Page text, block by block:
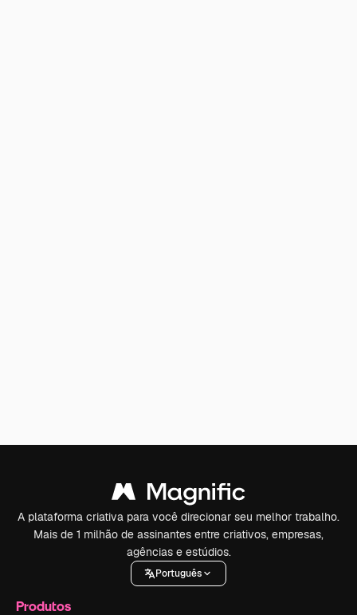
A plataforma criativa para você direcionar seu melhor trabalho.
Mais de 1 milhão de assinantes entre criativos, empresas,
agências e estúdios.
Português
Produtos